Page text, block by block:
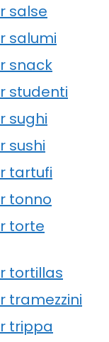
salse
salumi
snack
studenti
sughi
sushi
tartufi
tonno
torte
tortillas
tramezzini
trippa